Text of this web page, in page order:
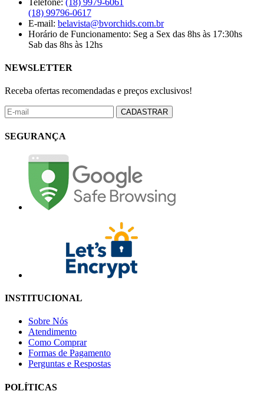
(18) 99796-0617
E-mail: belavista@bvorchids.com.br
Horário de Funcionamento: Seg a Sex das 8hs às 17:30hs
Sab das 8hs às 12hs
NEWSLETTER
Receba ofertas recomendadas e preços exclusivos!
CADASTRAR
SEGURANÇA
INSTITUCIONAL
Sobre Nós
Atendimento
Como Comprar
Formas de Pagamento
Perguntas e Respostas
POLÍTICAS